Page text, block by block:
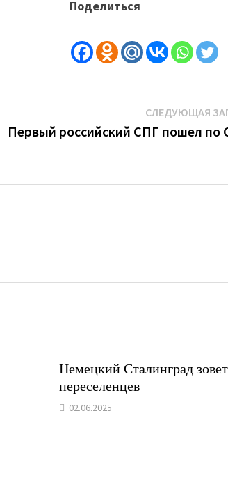
Поделиться
СЛЕДУЮЩАЯ
Первый российский СПГ пошел по
Немецкий Сталинград зовет
переселенцев
02.06.2025